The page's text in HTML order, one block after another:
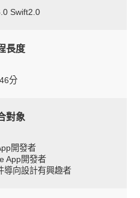
Swift2.0
長度
分
對象
開發者
App開發者
導向設計有興趣者